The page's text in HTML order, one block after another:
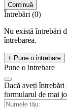
Continuă
Întrebări (0)
Nu există întrebări
întrebarea.
+ Pune o intrebare
Pune o intrebare
Dacă aveți întrebări
formularul de mai